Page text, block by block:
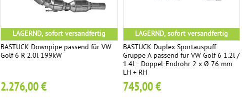
LAGERND, sofort versandfertig
BASTUCK Downpipe passend für VW
Golf 6 R 2.0l 199kW
2.276,00 €
LAGERND, sofort versandfertig
BASTUCK Duplex Sportauspuff
Gruppe A passend für VW Golf 6 1.2l /
1.4l - Doppel-Endrohr 2 x Ø 76 mm
LH + RH
745,00 €